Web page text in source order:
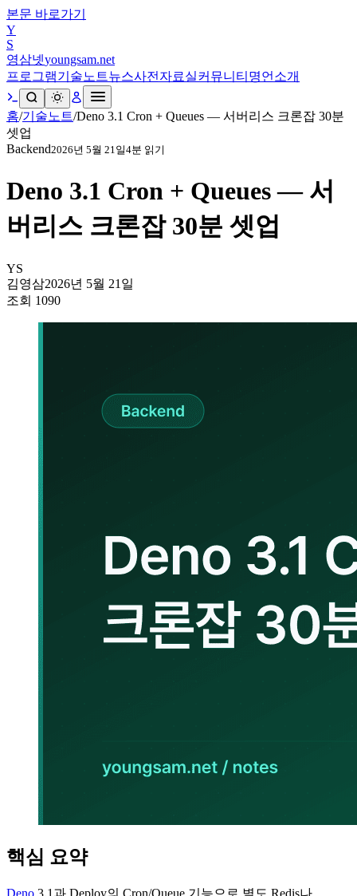
본문 바로가기
Y
S
영삼넷youngsam.net
프로그램기술노트뉴스사전 자료실커뮤니티 명언 소개
홈/기술노트/Deno 3.1 Cron + Queues — 서버리스 크론잡 30분
셋업
Backend2026년 5월 21일4분 읽기
Deno 3.1 Cron + Queues — 서
버리스 크론잡 30분 셋업
YS
김영삼2026년 5월 21일
조회 1090
핵심 요약
Deno 3.1과 Deploy의 Cron/Queue 기능으로 별도 Redis나